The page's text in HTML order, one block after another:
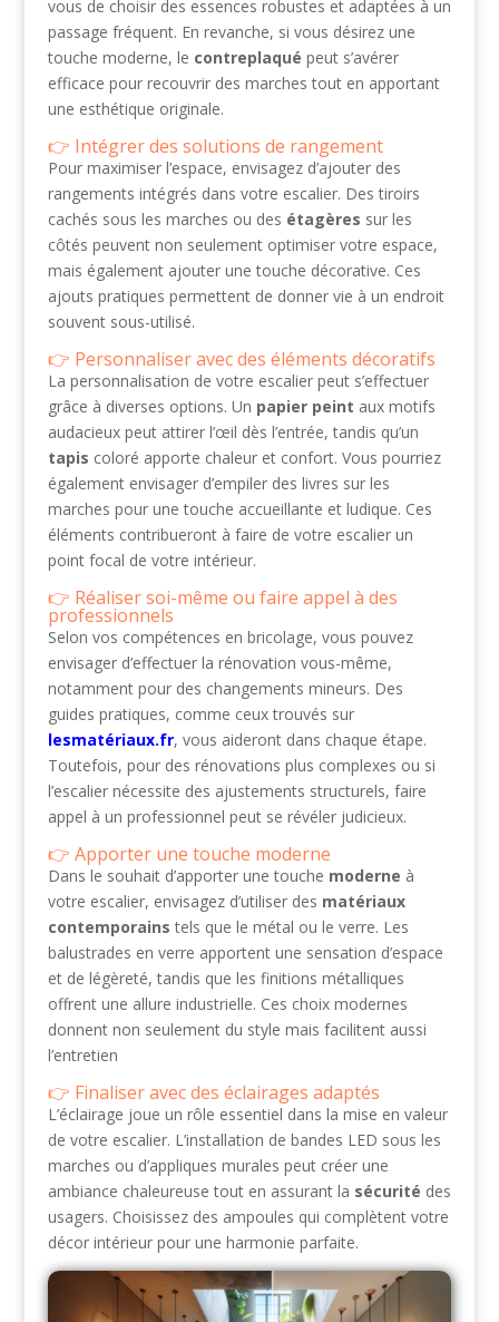
vous de choisir des essences robustes et adaptées à un
passage fréquent. En revanche, si vous désirez une
touche moderne, le contreplaqué peut s’avérer
efficace pour recouvrir des marches tout en apportant
une esthétique originale.
Intégrer des solutions de rangement
Pour maximiser l’espace, envisagez d’ajouter des
rangements intégrés dans votre escalier. Des tiroirs
cachés sous les marches ou des étagères sur les
côtés peuvent non seulement optimiser votre espace,
mais également ajouter une touche décorative. Ces
ajouts pratiques permettent de donner vie à un endroit
souvent sous-utilisé.
Personnaliser avec des éléments décoratifs
La personnalisation de votre escalier peut s’effectuer
grâce à diverses options. Un papier peint aux motifs
audacieux peut attirer l’œil dès l’entrée, tandis qu’un
tapis coloré apporte chaleur et confort. Vous pourriez
également envisager d’empiler des livres sur les
marches pour une touche accueillante et ludique. Ces
éléments contribueront à faire de votre escalier un
point focal de votre intérieur.
Réaliser soi-même ou faire appel à des
professionnels
Selon vos compétences en bricolage, vous pouvez
envisager d’effectuer la rénovation vous-même,
notamment pour des changements mineurs. Des
guides pratiques, comme ceux trouvés sur
lesmatériaux.fr, vous aideront dans chaque étape.
Toutefois, pour des rénovations plus complexes ou si
l’escalier nécessite des ajustements structurels, faire
appel à un professionnel peut se révéler judicieux.
Apporter une touche moderne
Dans le souhait d’apporter une touche moderne à
votre escalier, envisagez d’utiliser des matériaux
contemporains tels que le métal ou le verre. Les
balustrades en verre apportent une sensation d’espace
et de légèreté, tandis que les finitions métalliques
offrent une allure industrielle. Ces choix modernes
donnent non seulement du style mais facilitent aussi
l’entretien
Finaliser avec des éclairages adaptés
L’éclairage joue un rôle essentiel dans la mise en valeur
de votre escalier. L’installation de bandes LED sous les
marches ou d’appliques murales peut créer une
ambiance chaleureuse tout en assurant la sécurité des
usagers. Choisissez des ampoules qui complètent votre
décor intérieur pour une harmonie parfaite.